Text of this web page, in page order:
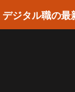
ジタル職の最